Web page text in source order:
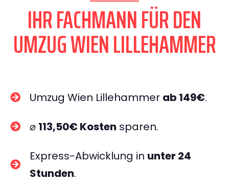
IHR FACHMANN FÜR DEN
UMZUG WIEN LILLEHAMMER
Umzug Wien Lillehammer ab 149€.
⌀ 113,50€ Kosten sparen.
Express-Abwicklung in unter 24
Stunden.